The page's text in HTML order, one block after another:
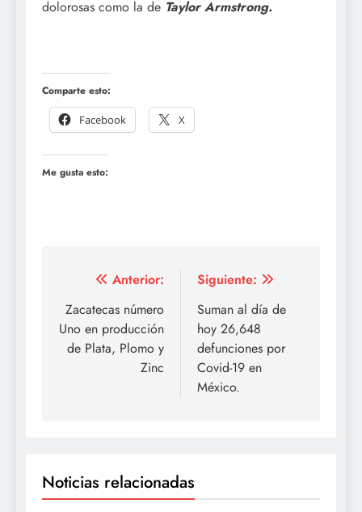
dolorosas como la de Taylor Armstrong.
Comparte esto:
Facebook
X
Me gusta esto:
Navegación
de
entradas
Anterior:
Zacatecas número
Uno en producción
de Plata, Plomo y
Zinc
Siguiente:
Suman al día de
hoy 26,648
defunciones por
Covid-19 en
México.
Noticias relacionadas